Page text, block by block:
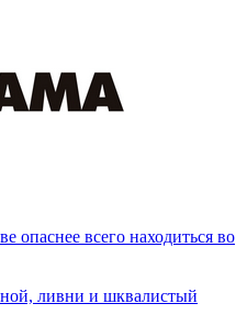
опаснее всего находиться во
ливни и шквалистый